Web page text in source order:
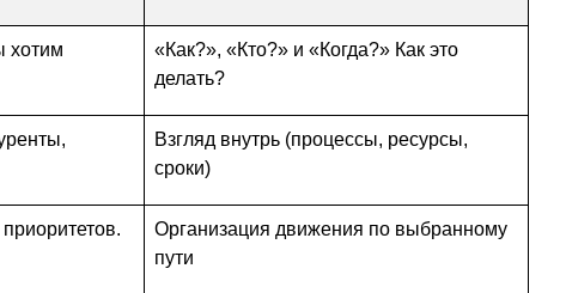
хотим
«Как?», «Кто?» и «Когда?» Как это
делать?
Взгляд внутрь (процессы, ресурсы,
сроки)
Организация движения по выбранному
пути